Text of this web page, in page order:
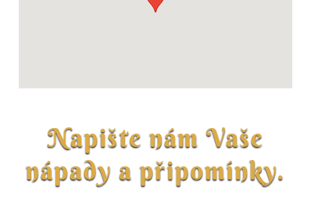
Napište nám Vaše
nápady a připomínky.